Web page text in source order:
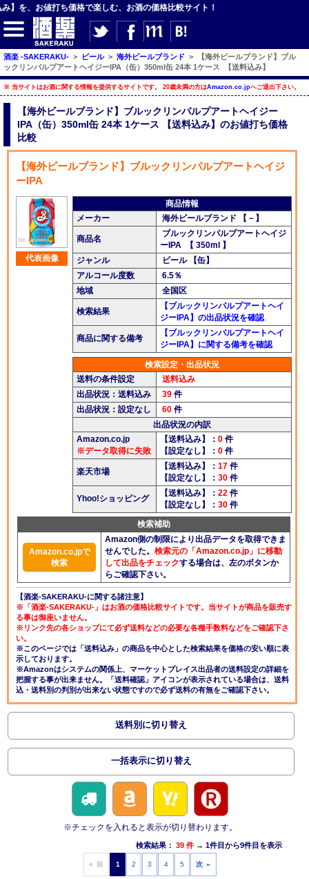
価格で楽しむ、お酒の価格比較サイト！
【ジャンルメニュー】
ビール
発泡酒・新ジャンル
チューハイ・カクテル
ハイボール・水割り
酒楽ブログ
酒楽 -SAKERAKU- > ビール > 海外ビールブランド >
【海外ビールブランド】ブル
ックリンパルプアートヘイジーIPA（缶）350ml缶 24本 1ケース 【送料込み】
※ 当サイトはお酒に関する情報を提供するサイトです。 20歳未満の方はAmazon.co.jpへご退出下さい。
【海外ビールブランド】ブルックリンパルプアートヘイジー
IPA（缶）350ml缶 24本 1ケース 【送料込み】のお値打ち価格
比較
【海外ビールブランド】ブルックリンパルプアートヘイジ
ーIPA
代表画像
商品情報
メーカー
海外ビールブランド 【－】
商品名
ブルックリンパルプアートヘイジ
ーIPA 【 350ml 】
ジャンル
ビール 【缶】
アルコール度数
6.5％
地域
全国区
検索結果
【ブルックリンパルプアートヘイ
ジーIPA】の出品状況を確認
商品に関する備考
【ブルックリンパルプアートヘイ
ジーIPA】に関する備考を確認
検索設定・出品状況
送料の条件設定
送料込み
出品状況：送料込み
39 件
出品状況：設定なし
60 件
出品状況の内訳
Amazon.co.jp
※データ取得に失敗
【送料込み】： 0 件
【設定なし】： 0 件
楽天市場
【送料込み】： 17 件
【設定なし】： 30 件
Yhoo!ショッピング
【送料込み】： 22 件
【設定なし】： 30 件
検索補助
Amazon.co.jpで
検索
Amazon側の制限により出品データを取得できま
せんでした。 検索元の「Amazon.co.jp」に移動
して出品をチェックする場合は、左のボタンか
らご確認下さい。
【酒楽-SAKERAKU-に関する諸注意】
※「酒楽-SAKERAKU-」はお酒の価格比較サイトです。当サイトが商品を販売す
る事は御座いません。
※リンク先の各ショップにて必ず送料などの必要な各種手数料などをご確認下さ
い。
※このページでは「送料込み」の商品を中心とした検索結果を価格の安い順に表
示しております。
※Amazonはシステムの関係上、マーケットプレイス出品者の送料設定の詳細を
把握する事が出来ません。「送料確認」アイコンが表示されている場合は、送料
込・送料別の判別が出来ない状態ですので必ず送料の有無をご確認下さい。
送料別に切り替え
一括表示に切り替え
※チェックを入れると表示が切り替わります。
検索結果： 39 件 → 1件目から9件目を表示
« 前 1 2 3 4 5 次 »